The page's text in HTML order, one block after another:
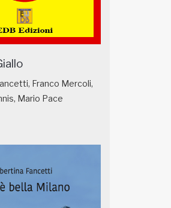
BREVE 18/01 NATUROPATIA
Franco Mercoli,
Mario Pace